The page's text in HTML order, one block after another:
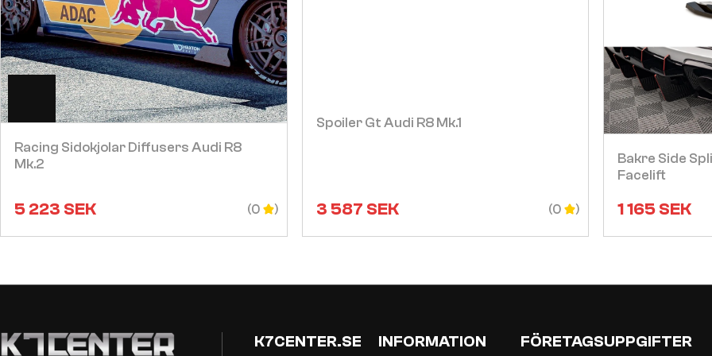
Racing Sidokjolar Diffusers Audi R8
Mk.2
5 223 SEK (0
Visa
Spoiler Gt Audi R8 Mk.1
3 587 SEK (0
Bakre Side
Facelift
1 165SEK
K7CENTER.SE INFORMATION FÖRETAGSUPPGIFTER